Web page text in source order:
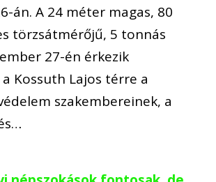
án. A 24 méter magas, 80
törzsátmérőjű, 5 tonnás
27-én érkezik
Kossuth Lajos térre a
szakembereinek, a